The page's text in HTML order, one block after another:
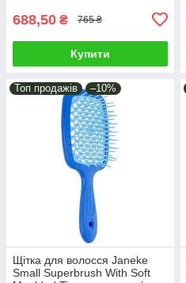
688,50 ₴ 765 ₴
Купити
Топ продажів –10%
Щітка для волосся Janeke
Small Superbrush With Soft